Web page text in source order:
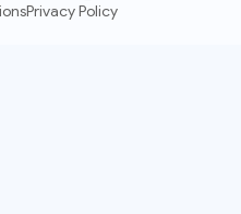
Privacy Policy